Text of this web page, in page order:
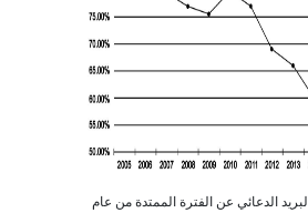
البريد الدعائي عن الفترة الممتدة من عام